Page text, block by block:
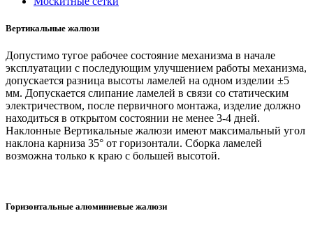
Вертикальные жалюзи
Допустимо тугое рабочее состояние механизма в начале
эксплуатации с последующим улучшением работы механизма,
допускается разница высоты ламелей на одном изделии ±5
мм. Допускается слипание ламелей в связи со статическим
электричеством, после первичного монтажа, изделие должно
находиться в открытом состоянии не менее 3-4 дней.
Наклонные Вертикальные жалюзи имеют максимальный угол
наклона карниза 35° от горизонтали. Сборка ламелей
возможна только к краю с большей высотой.
Горизонтальные алюминиевые жалюзи